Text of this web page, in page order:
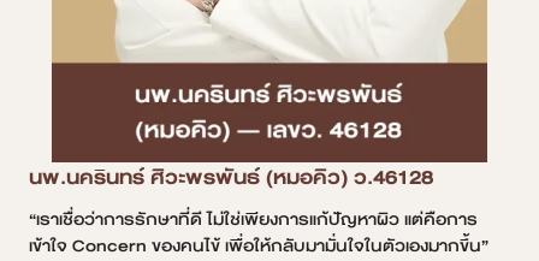
นพ.นครินทร์ ศิวะพรพันธ์ (หมอคิว) ว.46128
“เราเชื่อว่าการรักษาที่ดี ไม่ใช่เพียงการแก้ปัญหาผิว แต่คือการ
เข้าใจ Concern ของคนไข้ เพื่อให้กลับมามั่นใจในตัวเองมากขึ้น”